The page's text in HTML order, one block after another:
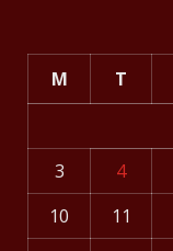
M T
3
4
10
11